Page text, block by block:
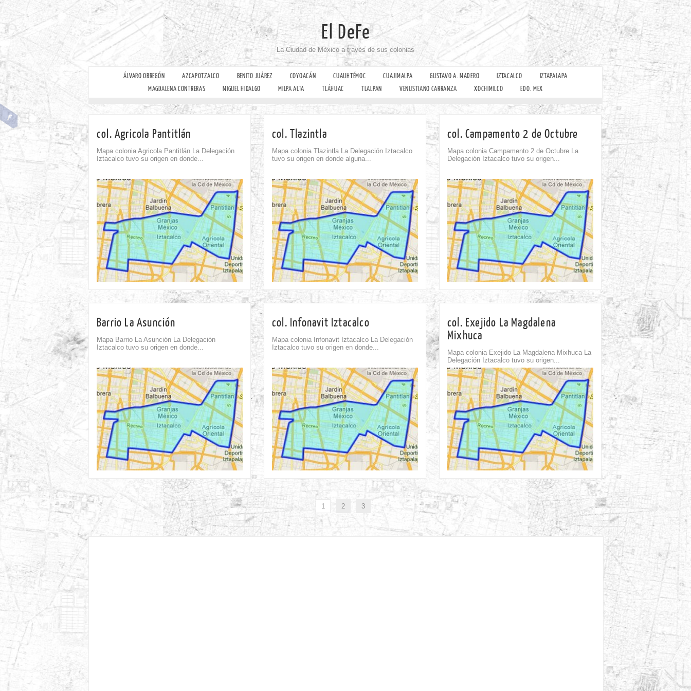
El DeFe
La Ciudad de México a través de sus colonias
ÁLVARO OBREGÓN AZCAPOTZALCO BENITO JUÁREZ COYOACÁN CUAUHTÉMOC CUAJIMALPA GUSTAVO A. MADERO IZTACALCO
IZTAPALAPA
MAGDALENA CONTRERAS
MIGUEL HIDALGO MILPA ALTA TLÁHUAC TLALPAN VENUSTIANO CARRANZA XOCHIMILCO EDO. MEX
col. Agricola Pantitlán
Mapa colonia Agricola Pantitlán La Delegación
Iztacalco tuvo su origen en donde...
05th Ago
col. Tlazintla
Mapa colonia Tlazintla La Delegación Iztacalco
tuvo su origen en donde alguna...
13th May
0
Comment
col. Campamento 2 de Octubre
Mapa colonia Campamento 2 de Octubre La
Delegación Iztacalco tuvo su origen...
0
Comment
Barrio La Asunción
Mapa Barrio La Asunción La Delegación
Iztacalco tuvo su origen en donde...
27th Ago
col. Infonavit Iztacalco
Mapa colonia Infonavit Iztacalco La Delegación
Iztacalco tuvo su origen en donde...
15th Ago
0
Comment
col. Exejido La Magdalena
Mixhuca
Mapa colonia Exejido La Magdalena Mixhuca La
Delegación Iztacalco tuvo su origen...
0
Comment
1 2 3